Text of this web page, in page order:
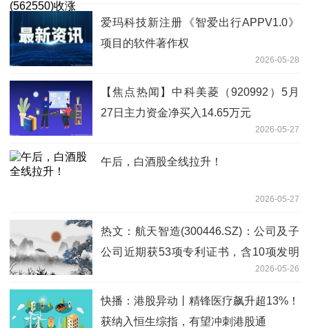
爱玛科技新注册《智爱出行APPV1.0》
项目的软件著作权
2026-05-28
【焦点热闻】中科美菱（920992）5月
27日主力资金净买入14.65万元
2026-05-27
午后，白酒股全线拉升！
2026-05-27
热文：航天智造(300446.SZ)：公司及子
公司近期获53项专利证书，含10项发明
2026-05-26
快播：港股异动丨精锋医疗飙升超13%！
获纳入恒生综指，有望冲刺港股通